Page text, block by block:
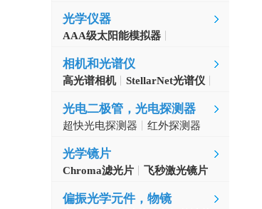
光学仪器
AAA级太阳能模拟器
相机和光谱仪
高光谱相机 StellarNet光谱仪
光电二极管，光电探测器
超快光电探测器 红外探测器
光学镜片
Chroma滤光片 飞秒激光镜片
偏振光学元件，物镜